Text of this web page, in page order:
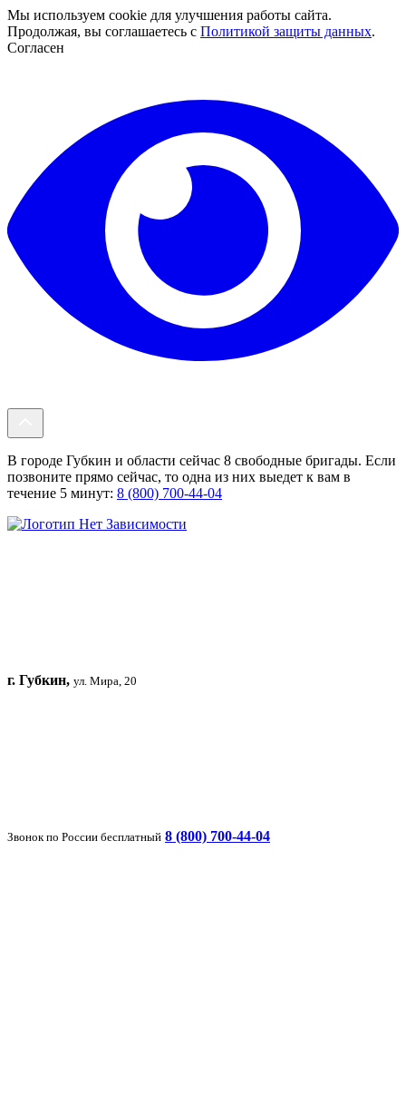
Мы используем cookie для улучшения работы сайта.
Продолжая, вы соглашаетесь с Политикой защиты данных.
Согласен
В городе Губкин и области сейчас 8 свободные бригады. Если
позвоните прямо сейчас, то одна из них выедет к вам в
течение 5 минут: 8 (800) 700-44-04
г. Губкин, ул. Мира, 20
Звонок по России бесплатный 8 (800) 700-44-04